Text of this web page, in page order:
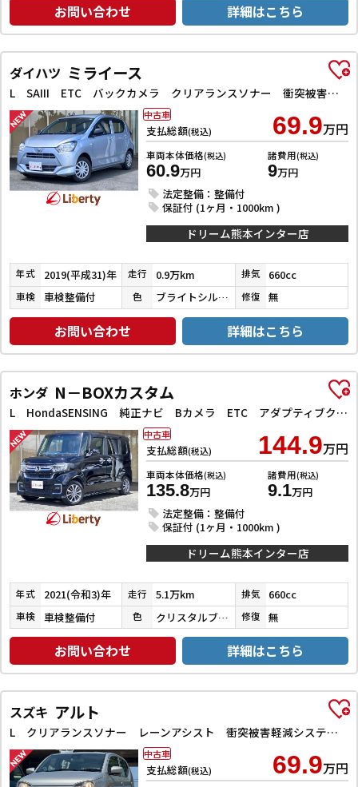
お問い合わせ 詳細はこちら
ダイハツ ミライース
L SAIII ETC バックカメラ クリアランスソナー 衝突被害軽減システム オートマチックハイビーム キーレスエントリー アイドリングストップ CVT ESC エアコン パワーウィンドウ
支払総額(税込) 69.9万円
車両本体価格(税込)
60.9万円
諸費用(税込)
9万円
法定整備：整備付
保証付 (1ヶ月・1000km )
中古車
ドリーム熊本インター店
年式 2019(平成31)年 走行 0.9万km 排気 660cc
車検 車検整備付 色 ブライトシルバーメタリック 修復 無
お問い合わせ 詳細はこちら
ホンダ N－BOXカスタム
L HondaSENSING 純正ナビ Bカメラ ETC アダプティブクルーズコントロール 左パワースライドドア 前席シートヒーター LEDヘッドライト フォグライト スマートキー プッシュスタート
支払総額(税込) 144.9万円
車両本体価格(税込)
135.8万円
諸費用(税込)
9.1万円
法定整備：整備付
保証付 (1ヶ月・1000km )
中古車
ドリーム熊本インター店
年式 2021(令和3)年 走行 5.1万km 排気 660cc
車検 車検整備付 色 クリスタルブラックパール 修復 無
お問い合わせ 詳細はこちら
スズキ アルト
L クリアランスソナー レーンアシスト 衝突被害軽減システム オートライト キーレスエントリー アイドリングストップ 電動格納ミラー シートヒーター CVT 盗難防止システム ABS ESC CD
支払総額(税込) 69.9万円
中古車